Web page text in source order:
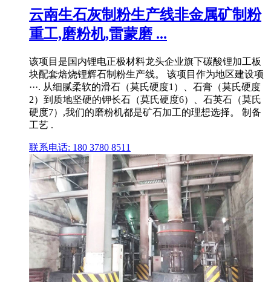
云南生石灰制粉生产线非金属矿制粉
重工,磨粉机,雷蒙磨 ...
该项目是国内锂电正极材料龙头企业旗下碳酸锂加工板
块配套焙烧锂辉石制粉生产线。 该项目作为地区建设项
···. 从细腻柔软的滑石（莫氏硬度1）、石膏（莫氏硬度
2）到质地坚硬的钾长石（莫氏硬度6）、石英石（莫氏
硬度7）,我们的磨粉机都是矿石加工的理想选择。 制备
工艺 .
联系电话: 180 3780 8511